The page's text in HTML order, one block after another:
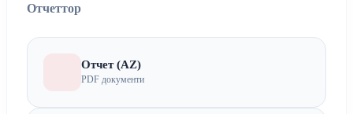
Отчеттор
Отчет (AZ)
PDF документи